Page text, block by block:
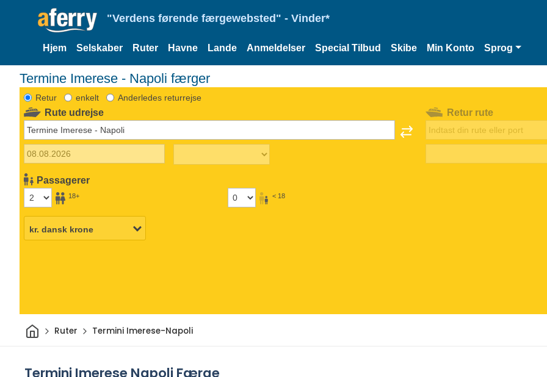
"Verdens førende færgewebsted" - Vinder*
Hjem Selskaber Ruter Havne Lande Anmeldelser Special Tilbud Skibe Min Konto Sprog
Termine Imerese - Napoli færger
Retur enkelt Anderledes returrejse
Rute udrejse
Passagerer
18+ < 18
Retur rute
HjemRuter Termini Imerese-Napoli
Termini Imerese Napoli Færge